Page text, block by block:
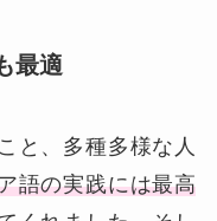
最適
と、多種多様な人
語の実践には最高